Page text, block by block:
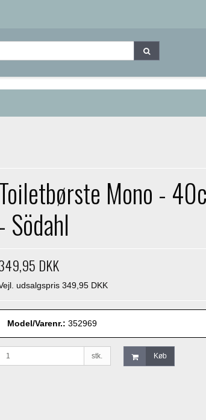
Mono -
- Södahl
DKK
udsalgspris 349,95 DKK
Model/Varenr.: 352969
stk. Køb